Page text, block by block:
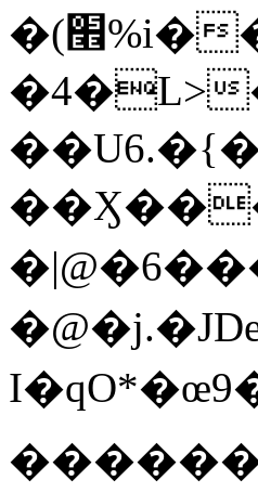
�(׮%i����[�>�<=��p�h���|
�4�L>
�@�j.�